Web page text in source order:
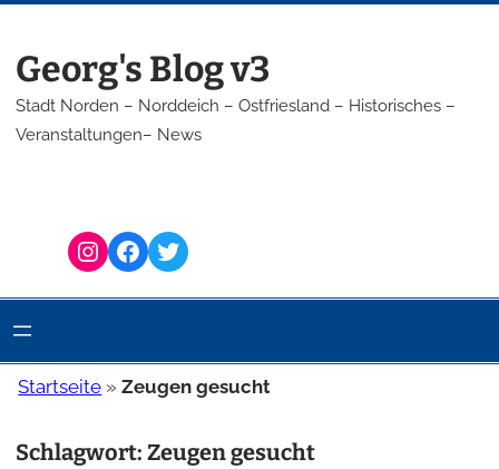
springen
Georg's Blog v3
Stadt Norden – Norddeich – Ostfriesland – Historisches –
Veranstaltungen– News
Instagram Facebook Twitter
Startseite »Zeugen gesucht
Schlagwort: Zeugen gesucht